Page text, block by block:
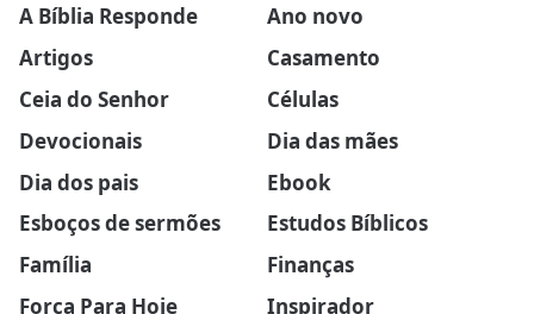
A Bíblia Responde
Ano novo
Artigos
Casamento
Ceia do Senhor
Células
Devocionais
Dia das mães
Dia dos pais
Ebook
Esboços de sermões
Estudos Bíblicos
Família
Finanças
Força Para Hoje
Inspirador